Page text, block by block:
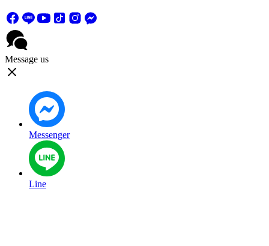
Message us
Messenger
Line